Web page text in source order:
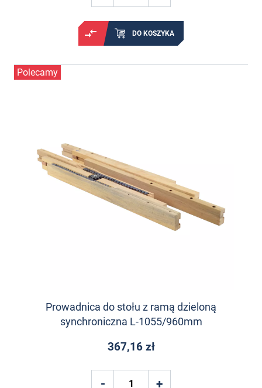
DO KOSZYKA
Polecamy
Prowadnica do stołu z ramą dzieloną
synchroniczna L-1055/960mm
367,16 zł